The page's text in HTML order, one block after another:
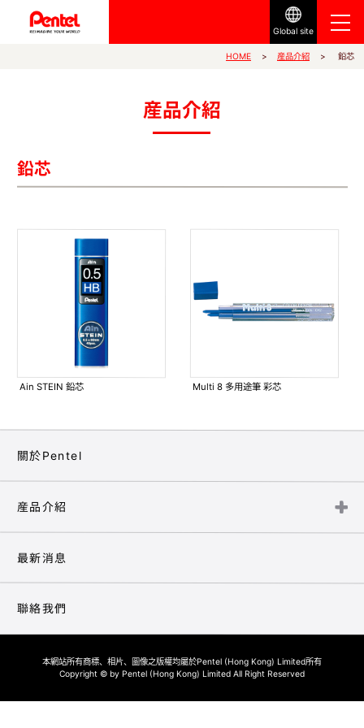
Global site
HOME 産品介紹 鉛芯
産品介紹
鉛芯
Ain STEIN 鉛芯 Multi 8 多用途筆 彩芯
關於Pentel
産品介紹
最新消息
聯絡我們
本網站所有商標、相片、圖像之版權均屬於Pentel (Hong Kong) Limited所有
Copyright © by Pentel (Hong Kong) Limited All Right Reserved